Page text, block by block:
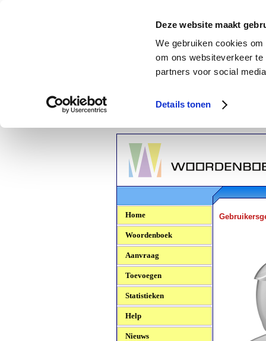
Deze website maakt
We gebruiken cookies
om ons websiteverkeer
partners voor social
Details tonen
Woordenboek.NU
Home
Woordenboek
Aanvraag
Toevoegen
Statistieken
Help
Nieuws